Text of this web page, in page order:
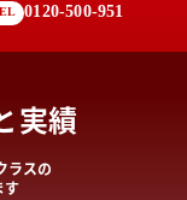
0120-500-951
実績
ラスの
す